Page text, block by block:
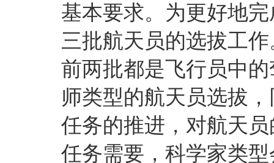
基本要求。为更好地
三批航天员的选拔工
前两批都是飞行员中
师类型的航天员选拔
任务的推进，对航天
任务需要，科学家类